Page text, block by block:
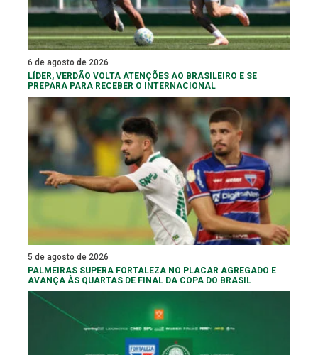
6 de agosto de 2026
LÍDER, VERDÃO VOLTA ATENÇÕES AO BRASILEIRO E SE
PREPARA PARA RECEBER O INTERNACIONAL
5 de agosto de 2026
PALMEIRAS SUPERA FORTALEZA NO PLACAR AGREGADO E
AVANÇA ÀS QUARTAS DE FINAL DA COPA DO BRASIL